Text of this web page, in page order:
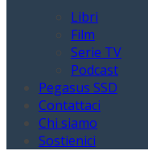
Libri
Film
Serie TV
Podcast
Pegasus SSD
Contattaci
Chi siamo
Sostienici